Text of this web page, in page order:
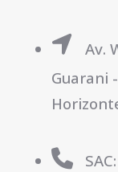
Av.
Guarani